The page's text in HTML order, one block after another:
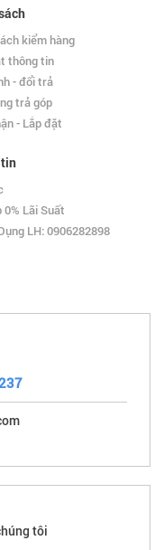
kiểm hàng
thông tin
- đổi trả
trả góp
- Lắp đặt
0% Lãi Suất
LH: 0906282898
tôi